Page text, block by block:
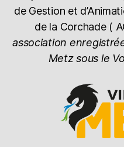
de Gestion et
de la Corchade (
association
Metz sous le